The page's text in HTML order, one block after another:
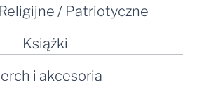
/ Patriotyczne
Książki
i akcesoria